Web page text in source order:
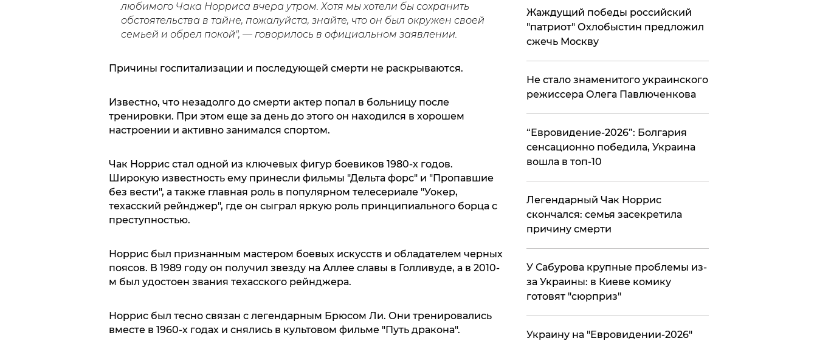
любимого Чака Норриса вчера утром. Хотя мы хотели бы сохранить
обстоятельства в тайне, пожалуйста, знайте, что он был окружен своей
семьей и обрел покой", — говорилось в официальном заявлении.
Причины госпитализации и последующей смерти не раскрываются.
Известно, что незадолго до смерти актер попал в больницу после
тренировки. При этом еще за день до этого он находился в хорошем
настроении и активно занимался спортом.
Чак Норрис стал одной из ключевых фигур боевиков 1980-х годов.
Широкую известность ему принесли фильмы "Дельта форс" и "Пропавшие
без вести", а также главная роль в популярном телесериале "Уокер,
техасский рейнджер", где он сыграл яркую роль принципиального борца с
преступностью.
Норрис был признанным мастером боевых искусств и обладателем черных
поясов. В 1989 году он получил звезду на Аллее славы в Голливуде, а в 2010-
м был удостоен звания техасского рейнджера.
Норрис был тесно связан с легендарным Брюсом Ли. Они тренировались
вместе в 1960-х годах и снялись в культовом фильме "Путь дракона".
Жаждущий победы российский
"патриот" Охлобыстин предложил
сжечь Москву
Не стало знаменитого украинского
режиссера Олега Павлюченкова
​“Евровидение-2026”: Болгария
сенсационно победила, Украина
вошла в топ-10
​Легендарный Чак Норрис
скончался: семья засекретила
причину смерти
У Сабурова крупные проблемы из-
за Украины: в Киеве комику
готовят "сюрприз"
Украину на "Евровидении-2026"